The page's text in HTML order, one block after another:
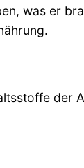
was er
der